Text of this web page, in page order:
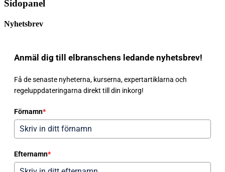
Sidopanel
Nyhetsbrev
Anmäl dig till elbranschens ledande nyhetsbrev!
Få de senaste nyheterna, kurserna, expertartiklarna och
regeluppdateringarna direkt till din inkorg!
Förnamn*
Efternamn*